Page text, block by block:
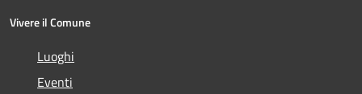
Vivere il Comune
Luoghi
Eventi